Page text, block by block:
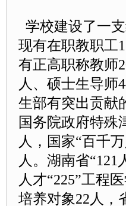
学校建设了一
现有在职教职工
有正高职称教师
人、硕士生导师
生部有突出贡献
国务院政府特殊
人，国家“百千
人。湖南省
人才“225”工程
培养对象22人，